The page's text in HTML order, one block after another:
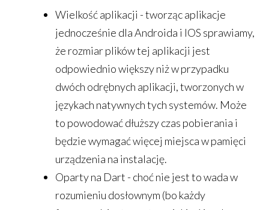
Wielkość aplikacji - tworząc aplikacje
jednocześnie dla Androida i IOS sprawiamy,
że rozmiar plików tej aplikacji jest
odpowiednio większy niż w przypadku
dwóch odrębnych aplikacji, tworzonych w
językach natywnych tych systemów. Może
to powodować dłuższy czas pobierania i
będzie wymagać więcej miejsca w pamięci
urządzenia na instalację.
Oparty na Dart - choć nie jest to wada w
rozumieniu dosłownym (bo każdy